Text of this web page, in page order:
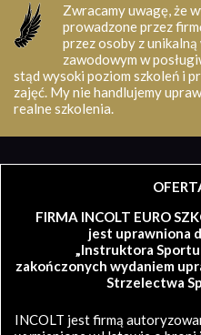
Zwracamy uwagę, że
prowadzone przez
przez osoby z
zawodowym w
stąd wysoki poziom szkoleń i
zajęć. My nie handlujemy
realne szkolenia.
FIRMA INCOLT EURO
jest uprawniona
„Instruktora Sportu
zakończonych wydaniem
Strzelectwa
INCOLT jest firmą